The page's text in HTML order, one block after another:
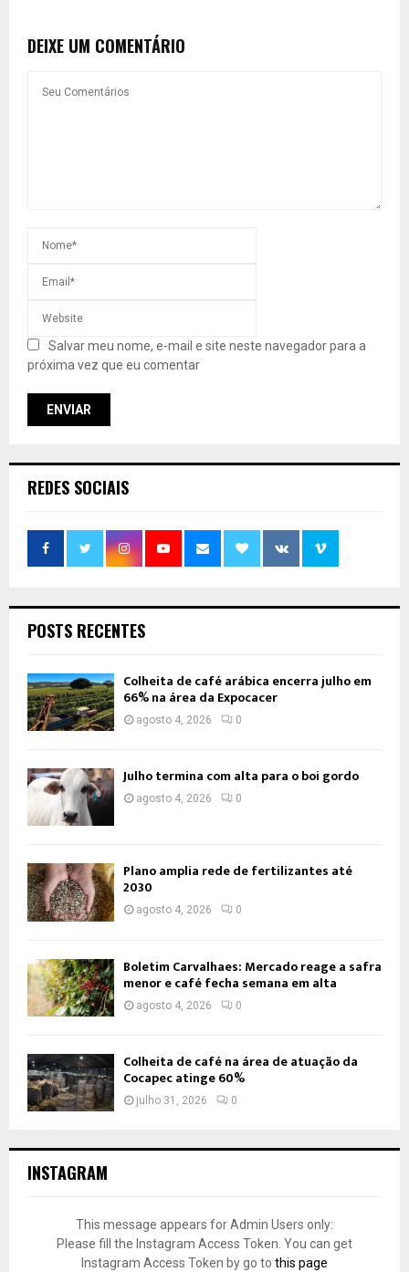
DEIXE UM COMENTÁRIO
Salvar meu nome, e-mail e site neste navegador para a
próxima vez que eu comentar
REDES SOCIAIS
POSTS RECENTES
Colheita de café arábica encerra julho em
66% na área da Expocacer
agosto 4, 2026 0
Julho termina com alta para o boi gordo
agosto 4, 2026 0
Plano amplia rede de fertilizantes até
2030
agosto 4, 2026 0
Boletim Carvalhaes: Mercado reage a safra
menor e café fecha semana em alta
agosto 4, 2026 0
Colheita de café na área de atuação da
Cocapec atinge 60%
julho 31, 2026 0
INSTAGRAM
This message appears for Admin Users only:
Please fill the Instagram Access Token. You can get
Instagram Access Token by go to this page